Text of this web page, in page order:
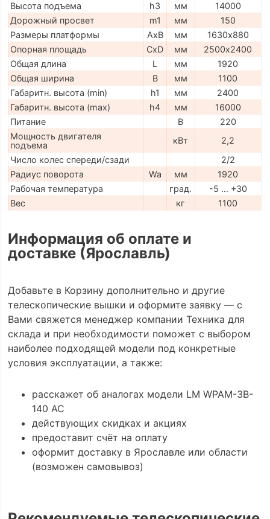
Высота подъема
h3 мм
14000
Дорожный просвет
m1 мм
150
Размеры платформы
AxB мм
1630х880
Опорная площадь
CxD мм
2500х2400
Общая длина
L мм
1920
Общая ширина
B мм
1100
Габаритн. высота (min)
h1 мм
2400
Габаритн. высота (max)
h4 мм
16000
Питание
В
220
Мощность двигателя
подъема
кВт
2,2
Число колес спереди/сзади
2/2
Радиус поворота
Wa мм
1920
Рабочая температура
град.
-5 … +30
Вес
кг 1100
Информация об оплате и
доставке (Ярославль)
Добавьте в Корзину дополнительно и другие
телескопические вышки и оформите заявку — с
Вами свяжется менеджер компании Техника для
склада и при необходимости поможет с выбором
наиболее подходящей модели под конкретные
условия эксплуатации, а также:
расскажет об аналогах модели LM WPAM-3B-
140 AC
действующих скидках и акциях
предоставит счёт на оплату
оформит доставку в Ярославле или области
(возможен самовывоз)